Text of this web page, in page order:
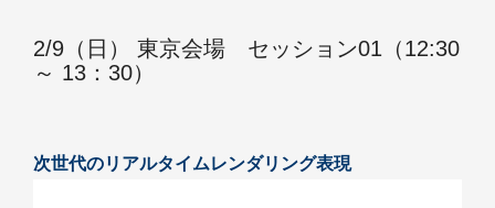
2/9（日） 東京会場 セッション01（12:30
～ 13：30）
次世代のリアルタイムレンダリング表現